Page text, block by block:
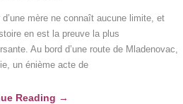
d’une mère ne connaît aucune limite, et
en est la preuve la plus
Au bord d’une route de Mladenovac,
un énième acte de
Reading →